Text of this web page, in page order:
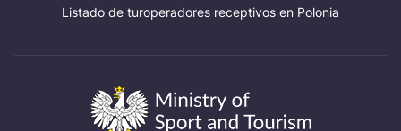
Listado de turoperadores receptivos en Polonia